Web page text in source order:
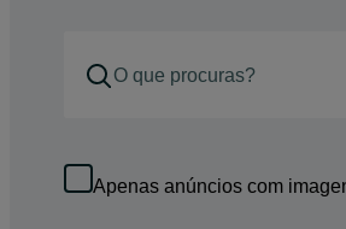
Apenas anúncios com